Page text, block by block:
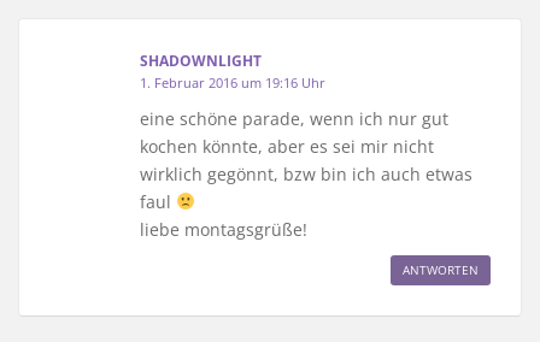
SHADOWNLIGHT
1. Februar 2016 um 19:16 Uhr
eine schöne parade, wenn ich nur gut
kochen könnte, aber es sei mir nicht
wirklich gegönnt, bzw bin ich auch etwas
faul
liebe montagsgrüße!
ANTWORTEN